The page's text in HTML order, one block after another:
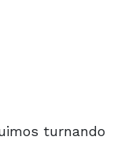
turnando